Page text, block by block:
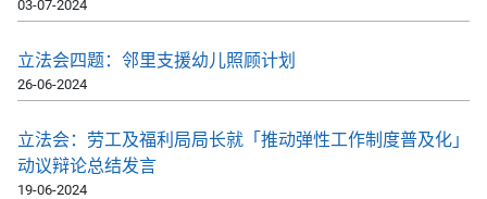
03-07-2024
立法会四题：邻里支援幼儿照顾计划
26-06-2024
立法会：劳工及福利局局长就「推动弹性工作制度普及化」
动议辩论总结发言
19-06-2024